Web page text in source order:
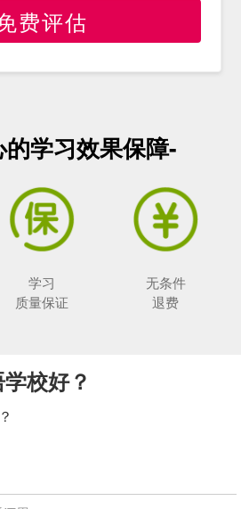
费评估
学习效果保障-
学习
质量保证
无条件
退费
校好？